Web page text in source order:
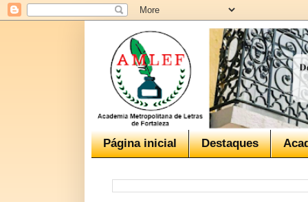
Página inicial Destaques